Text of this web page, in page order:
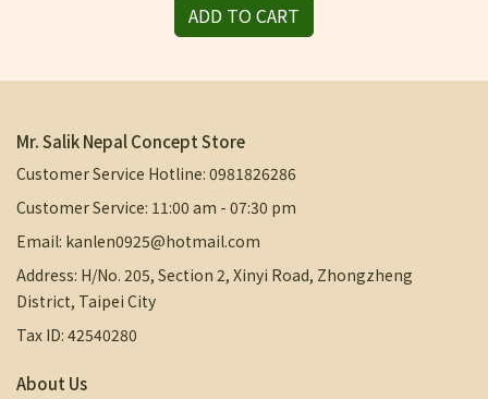
ADD TO CART
Mr. Salik Nepal Concept Store
Customer Service Hotline: 0981826286
Customer Service: 11:00 am - 07:30 pm
Email: kanlen0925@hotmail.com
Address: H/No. 205, Section 2, Xinyi Road, Zhongzheng
District, Taipei City
Tax ID: 42540280
About Us